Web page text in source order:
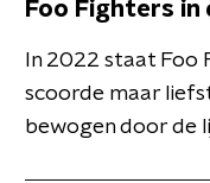
Foo Fighters in
In 2022 staat Foo
scoorde maar
bewogen door de